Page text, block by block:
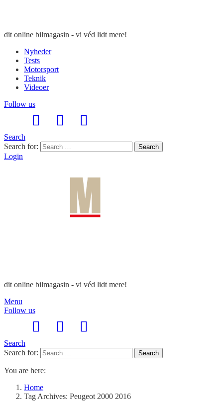
dit online bilmagasin - vi véd lidt mere!
Nyheder
Tests
Motorsport
Teknik
Videoer
Follow us
Search
Search for:
Search
Login
dit online bilmagasin - vi véd lidt mere!
Menu
Follow us
Search
Search for:
Search
You are here:
Home
Tag Archives: Peugeot 2000 2016